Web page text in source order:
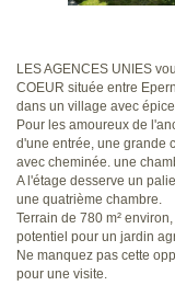
LES AGENCES UNIES
COEUR située entre
dans un village avec
Pour les amoureux de
d'une entrée, une grande
avec cheminée. une
A l'étage desserve un
une quatrième chambre.
Terrain de 780 m²
potentiel pour un jardin
Ne manquez pas cette
pour une visite.